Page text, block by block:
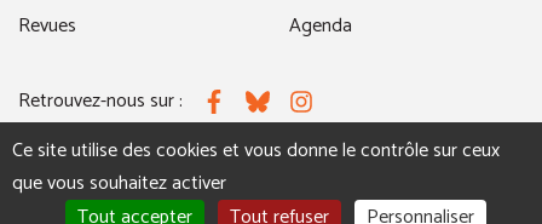
Revues
Agenda
Retrouvez-nous sur : FacebookBlueskyInstagram
MENTIONS LÉGALES NOUS CONTACTER
Ce site utilise des cookies et vous donne le contrôle sur ceux
que vous souhaitez activer
Tout accepter
Tout refuser Personnaliser